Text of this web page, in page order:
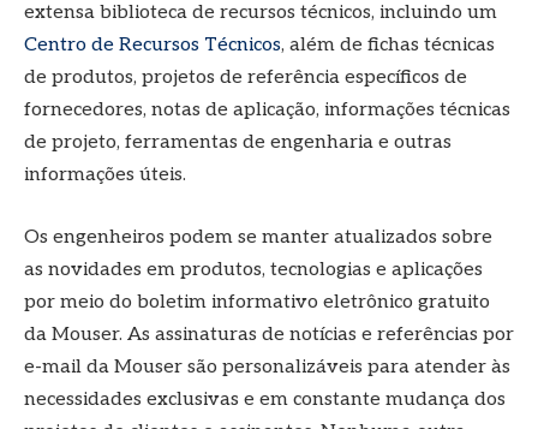
extensa biblioteca de recursos técnicos, incluindo um
Centro de Recursos Técnicos, além de fichas técnicas
de produtos, projetos de referência específicos de
fornecedores, notas de aplicação, informações técnicas
de projeto, ferramentas de engenharia e outras
informações úteis.
Os engenheiros podem se manter atualizados sobre
as novidades em produtos, tecnologias e aplicações
por meio do boletim informativo eletrônico gratuito
da Mouser. As assinaturas de notícias e referências por
e-mail da Mouser são personalizáveis ​​para atender às
necessidades exclusivas e em constante mudança dos